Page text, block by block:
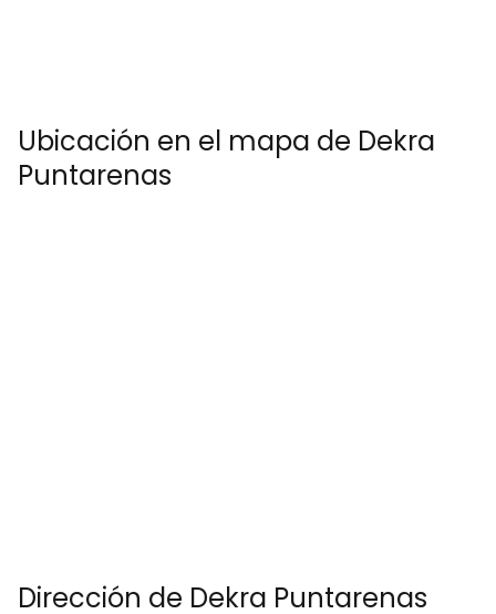
Ubicación en el mapa de Dekra
Puntarenas
Dirección de Dekra Puntarenas